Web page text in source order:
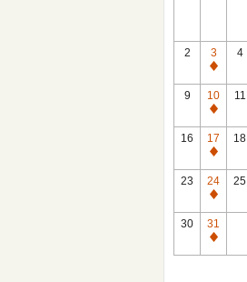
2
3
休
館
日
4
9
10
休
館
日
11
16
17
休
館
日
18
23
24
休
館
日
25
30
31
休